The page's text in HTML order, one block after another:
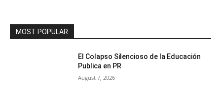
MOST POPULAR
El Colapso Silencioso de la Educación
Publica en PR
August 7, 2026